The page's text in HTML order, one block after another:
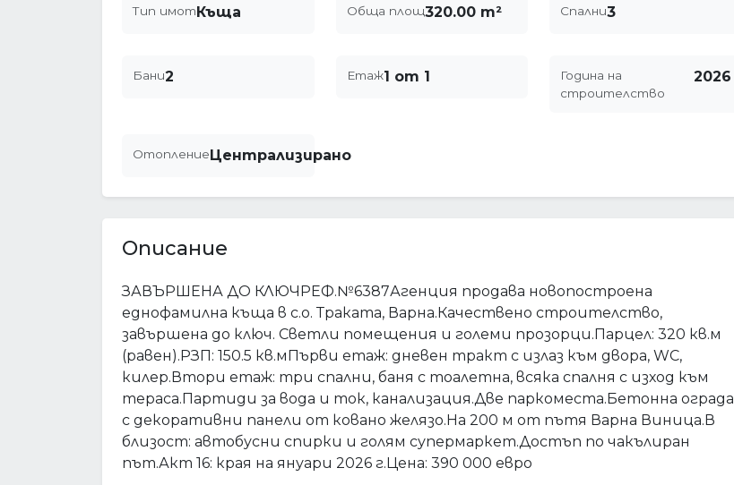
Тип имотКъща Обща площ320.00 m² Спални3
Бани2 Етаж1 от 1
Година на
строителство
2026
ОтоплениеЦентрализирано
Описание
ЗАВЪРШЕНА ДО КЛЮЧРЕФ.№6387Агенция продава новопостроена
еднофамилна къща в с.о. Траката, Варна.Качествено строителство,
завършена до ключ. Светли помещения и големи прозорци.Парцел: 320 кв.м
(равен).РЗП: 150.5 кв.мПърви етаж: дневен тракт с излаз към двора, WC,
килер.Втори етаж: три спални, баня с тоалетна, всяка спалня с изход към
тераса.Партиди за вода и ток, канализация.Две паркоместа.Бетонна ограда
с декоративни панели от ковано желязо.На 200 м от пътя Варна Виница.В
близост: автобусни спирки и голям супермаркет.Достъп по чакълиран
път.Акт 16: края на януари 2026 г.Цена: 390 000 евро